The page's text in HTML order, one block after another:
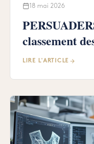
18 mai 2026
classement
meilleurs
LIRE L'ARTICLE